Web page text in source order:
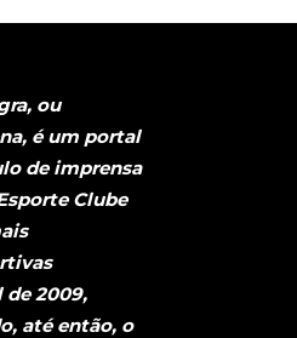
ou
é um portal
de imprensa
Clube
de 2009,
até então, o